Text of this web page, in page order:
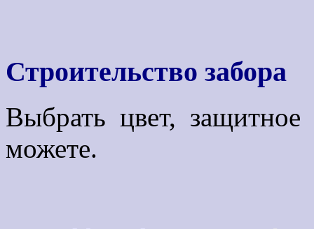
Строительство забора
Выбрать цвет,
можете.